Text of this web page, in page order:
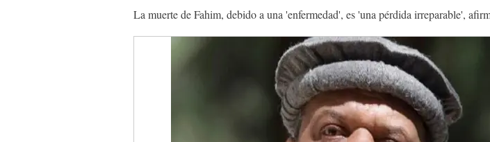
La muerte de Fahim, debido a una 'enfermedad', es 'una pérdida irreparable',